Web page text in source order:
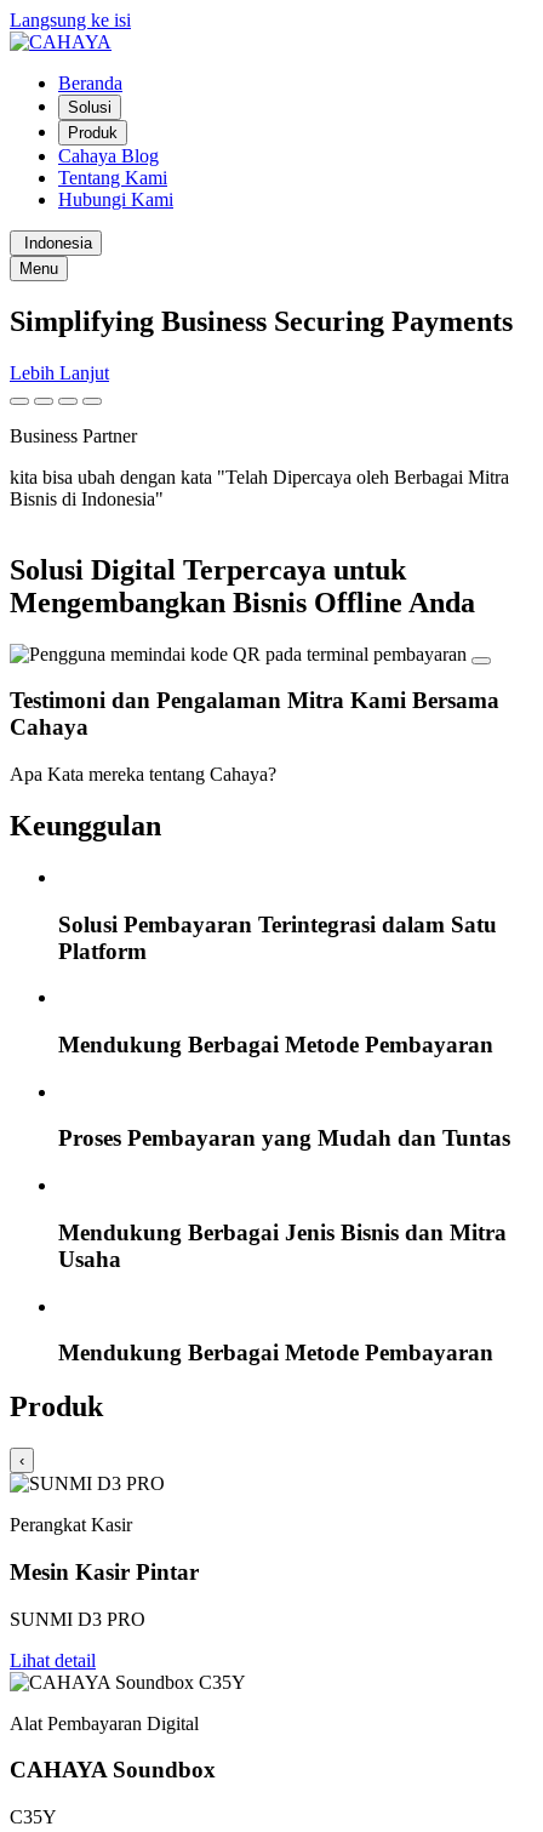
Langsung ke isi
Beranda
Solusi
Produk
Cahaya Blog
Tentang Kami
Hubungi Kami
Indonesia
Menu
Simplifying Business Securing Payments
Lebih Lanjut
Business Partner
kita bisa ubah dengan kata "Telah Dipercaya oleh Berbagai Mitra
Bisnis di Indonesia"
Solusi Digital Terpercaya untuk
Mengembangkan Bisnis Offline Anda
Testimoni dan Pengalaman Mitra Kami Bersama
Cahaya
Apa Kata mereka tentang Cahaya?
Keunggulan
Solusi Pembayaran Terintegrasi dalam Satu
Platform
Mendukung Berbagai Metode Pembayaran
Proses Pembayaran yang Mudah dan Tuntas
Mendukung Berbagai Jenis Bisnis dan Mitra
Usaha
Mendukung Berbagai Metode Pembayaran
Produk
‹
Perangkat Kasir
Mesin Kasir Pintar
SUNMI D3 PRO
Lihat detail
Alat Pembayaran Digital
CAHAYA Soundbox
C35Y